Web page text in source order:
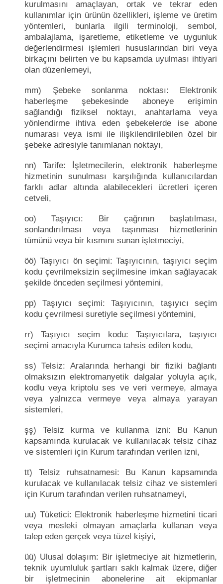
kurulmasını amaçlayan, ortak ve tekrar eden
kullanımlar için ürünün özellikleri, işleme ve üretim
yöntemleri, bunlarla ilgili terminoloji, sembol,
ambalajlama, işaretleme, etiketleme ve uygunluk
değerlendirmesi işlemleri hususlarından biri veya
birkaçını belirten ve bu kapsamda uyulması ihtiyari
olan düzenlemeyi,
mm) Şebeke sonlanma noktası: Elektronik
haberleşme şebekesinde aboneye erişimin
sağlandığı fiziksel noktayı, anahtarlama veya
yönlendirme ihtiva eden şebekelerde ise abone
numarası veya ismi ile ilişkilendirilebilen özel bir
şebeke adresiyle tanımlanan noktayı,
nn) Tarife: İşletmecilerin, elektronik haberleşme
hizmetinin sunulması karşılığında kullanıcılardan
farklı adlar altında alabilecekleri ücretleri içeren
cetveli,
oo) Taşıyıcı: Bir çağrının başlatılması,
sonlandırılması veya taşınması hizmetlerinin
tümünü veya bir kısmını sunan işletmeciyi,
öö) Taşıyıcı ön seçimi: Taşıyıcının, taşıyıcı seçim
kodu çevrilmeksizin seçilmesine imkan sağlayacak
şekilde önceden seçilmesi yöntemini,
pp) Taşıyıcı seçimi: Taşıyıcının, taşıyıcı seçim
kodu çevrilmesi suretiyle seçilmesi yöntemini,
rr) Taşıyıcı seçim kodu: Taşıyıcılara, taşıyıcı
seçimi amacıyla Kurumca tahsis edilen kodu,
ss) Telsiz: Aralarında herhangi bir fiziki bağlantı
olmaksızın elektromanyetik dalgalar yoluyla açık,
kodlu veya kriptolu ses ve veri vermeye, almaya
veya yalnızca vermeye veya almaya yarayan
sistemleri,
şş) Telsiz kurma ve kullanma izni: Bu Kanun
kapsamında kurulacak ve kullanılacak telsiz cihaz
ve sistemleri için Kurum tarafından verilen izni,
tt) Telsiz ruhsatnamesi: Bu Kanun kapsamında
kurulacak ve kullanılacak telsiz cihaz ve sistemleri
için Kurum tarafından verilen ruhsatnameyi,
uu) Tüketici: Elektronik haberleşme hizmetini ticari
veya mesleki olmayan amaçlarla kullanan veya
talep eden gerçek veya tüzel kişiyi,
üü) Ulusal dolaşım: Bir işletmeciye ait hizmetlerin,
teknik uyumluluk şartları saklı kalmak üzere, diğer
bir işletmecinin abonelerine ait ekipmanlar